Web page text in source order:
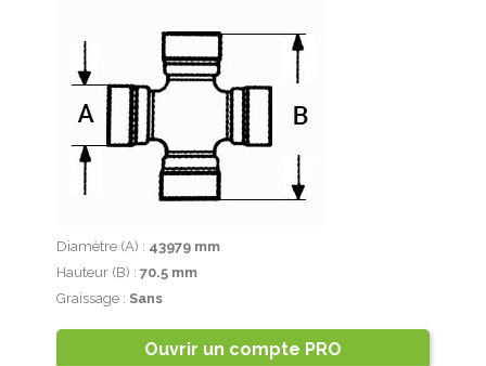
Diamètre (A) : 43979 mm
Hauteur (B) : 70.5 mm
Graissage : Sans
Ouvrir un compte PRO